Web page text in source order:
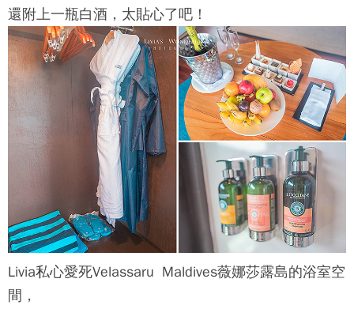
還附上一瓶白酒，太貼心了吧！
Livia私心愛死Velassaru Maldives薇娜莎露島的浴室空
間，